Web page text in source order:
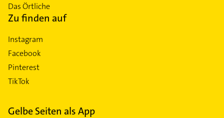
Das Örtliche
Zu finden auf
Instagram
Facebook
Pinterest
TikTok
Gelbe Seiten als App